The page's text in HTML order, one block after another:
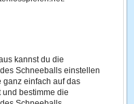
kannst du die
Schneeballs einstellen
ganz einfach auf das
bestimme die